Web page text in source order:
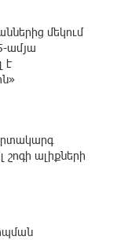
մեկում
ամյա
է
շոգի ալիքների